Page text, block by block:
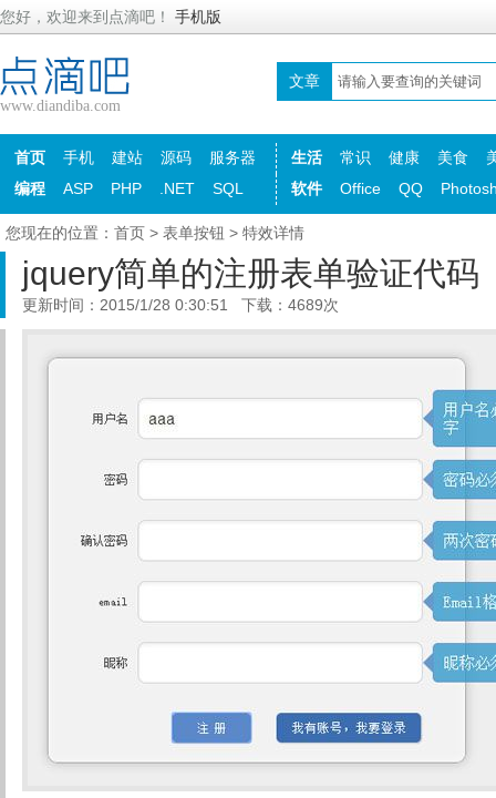
您好，欢迎来到点滴吧！ 手机版
www.diandiba.com
文章
首页 手机 建站 源码 服务器 生活 常识 健康 美食
编程
ASP PHP .NET SQL 软件 Office QQ
您现在的位置： 首页 > 表单按钮 > 特效详情
jquery简单的注册表单验证代码
更新时间：2015/1/28 0:30:51 下载：4689次